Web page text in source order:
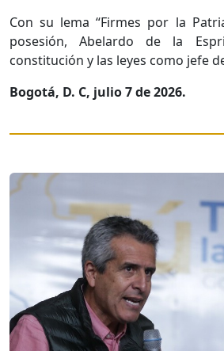
Con su lema “Firmes por la
posesión, Abelardo de la
constitución y las leyes como jefe
Bogotá, D. C, julio 7 de 2026.